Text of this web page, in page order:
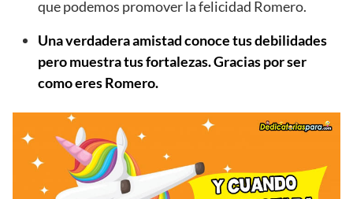
que podemos promover la felicidad Romero.
Una verdadera amistad conoce tus debilidades
pero muestra tus fortalezas. Gracias por ser
como eres Romero.